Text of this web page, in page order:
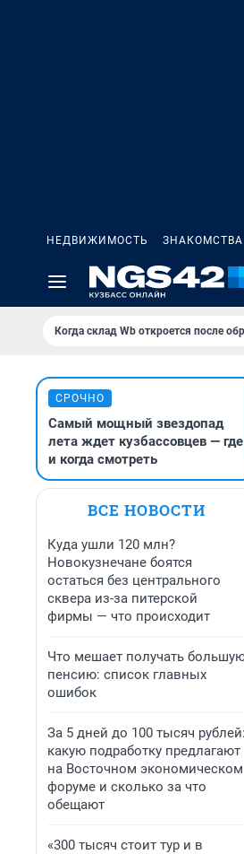
НЕДВИЖИМОСТЬ ЗНАКОМСТВА
Когда склад Wb откроется после
СРОЧНО
Самый мощный звездопад
лета ждет кузбассовцев — где
и когда смотреть
ВСЕ НОВОСТИ
Куда ушли 120 млн?
Новокузнечане боятся
остаться без центрального
сквера из-за питерской
фирмы — что происходит
Что мешает получать
пенсию: список главных
ошибок
За 5 дней до 100 тысяч рублей:
какую подработку предлагают
на Восточном экономическом
форуме и сколько за что
обещают
«300 тысяч стоит тур и в